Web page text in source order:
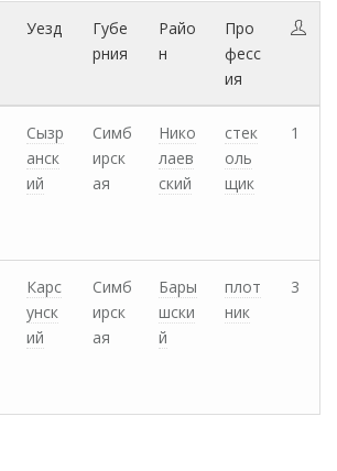
Уезд
Губе
рния
Райо
н
Про
фесс
ия
Сызр
анск
ий
Симб
ирск
ая
Нико
лаев
ский
стек
оль
щик
1
Карс
унск
ий
Симб
ирск
ая
Бары
шски
й
плот
ник
3